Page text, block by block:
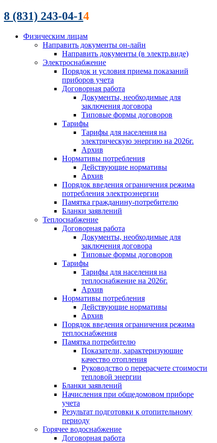
8 (831) 243-04-14
Физическим лицам
Направить документы он-лайн
Направить документы (в электр.виде)
Электроснабжение
Порядок и условия приема показаний
приборов учета
Договорная работа
Документы, необходимые для
заключения договора
Типовые формы договоров
Тарифы
Тарифы для населения на
электрическую энергию на 2026г.
Архив
Нормативы потребления
Действующие нормативы
Архив
Порядок введения ограничения режима
потребления электроэнергии
Памятка гражданину-потребителю
Бланки заявлений
Теплоснабжение
Договорная работа
Документы, необходимые для
заключения договора
Типовые формы договоров
Тарифы
Тарифы для населения на
теплоснабжение на 2026г.
Архив
Нормативы потребления
Действующие нормативы
Архив
Порядок введения ограничения режима
теплоснабжения
Памятка потребителю
Показатели, характеризующие
качество отопления
Руководство о перерасчете стоимости
тепловой энергии
Бланки заявлений
Начисления при общедомовом приборе
учета
Результат подготовки к отопительному
периоду
Горячее водоснабжение
Договорная работа